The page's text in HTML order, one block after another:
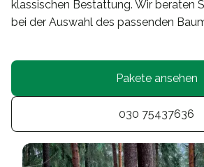
klassischen Bestattung. Wir beraten
bei der Auswahl des passenden
Pakete ansehen
030 75437636